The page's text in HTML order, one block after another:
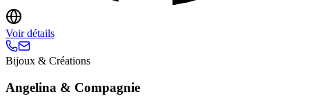
Voir détails
Bijoux & Créations
Angelina & Compagnie